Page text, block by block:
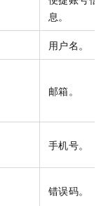
息。
用户名。
邮箱。
手机号。
错误码。